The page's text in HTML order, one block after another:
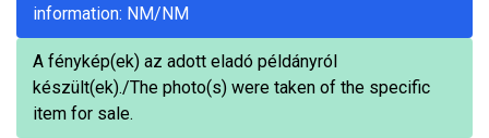
information: NM/NM
A fénykép(ek) az adott eladó példányról
készült(ek)./The photo(s) were taken of the specific
item for sale.